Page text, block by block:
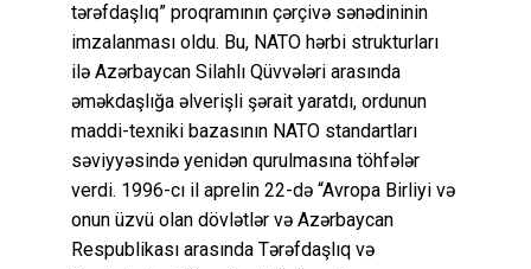
tərəfdaşlıq” proqramının çərçivə sənədininin
imzalanması oldu. Bu, NATO hərbi strukturları
ilə Azərbaycan Silahlı Qüvvələri arasında
əməkdaşlığa əlverişli şərait yaratdı, ordunun
maddi-texniki bazasının NATO standartları
səviyyəsində yenidən qurulmasına töhfələr
verdi. 1996-cı il aprelin 22-də “Avropa Birliyi və
onun üzvü olan dövlətlər və Azərbaycan
Respublikası arasında Tərəfdaşlıq və